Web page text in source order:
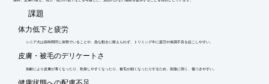
​課題
体力低下と疲労
シニア犬は長時間同じ体勢でいることや、急な動きに耐えられず、トリミング中に疲労や体調不良を起こしやすい。
皮膚・被毛のデリケートさ
加齢により皮膚が薄くなったり、乾燥しやすくなったり、被毛が細くなったりするため、刺激に弱く、傷つきやすい。